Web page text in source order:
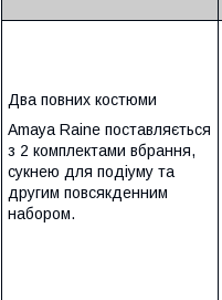
Два повних костюми
Amaya Raine поставляється
з 2 комплектами вбрання,
сукнею для подіуму та
другим повсякденним
набором.